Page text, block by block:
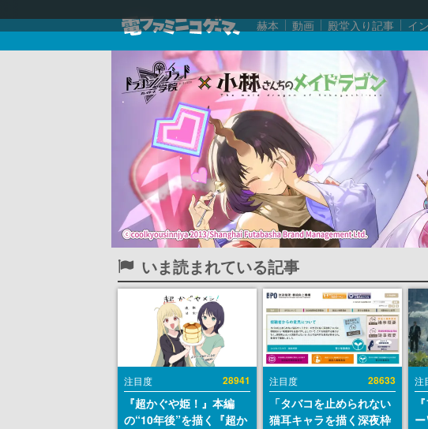
赫本 動画 殿堂入り記事 イ
いま読まれている記事
注目度 28941
『超かぐや姫！』本編
の“10年後”を描く『超か
注目度 28633
「タバコを止められない
猫耳キャラを描く深夜枠
注